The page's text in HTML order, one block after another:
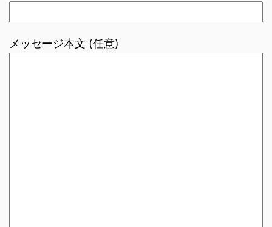
メッセージ本文 (任意)